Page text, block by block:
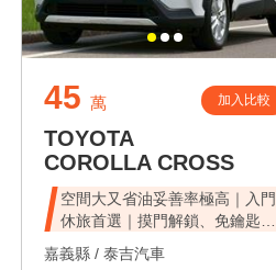
45 萬 加入比較
TOYOTA
COROLLA CROSS
空間大又省油妥善率極高｜入門
休旅首選｜摸門解鎖、免鑰匙啟
動
嘉義縣 / 泰吉汽車